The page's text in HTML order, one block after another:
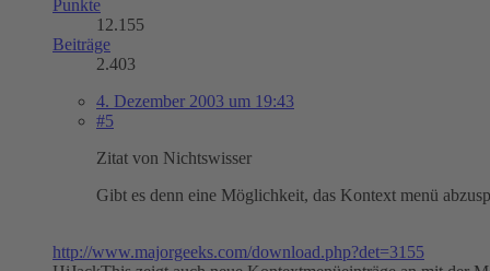
Punkte
12.155
Beiträge
2.403
4. Dezember 2003 um 19:43
#5
Zitat von Nichtswisser
Gibt es denn eine Möglichkeit, das Kontext menü
http://www.majorgeeks.com/download.php?det=3155